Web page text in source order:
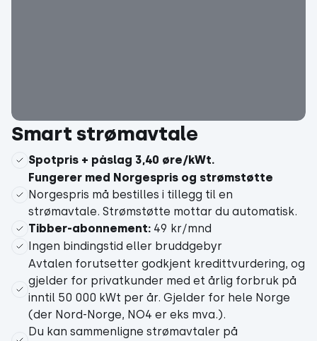
Smart strømavtale
Spotpris + påslag 3,40 øre/kWt.
Fungerer med Norgespris og strømstøtte
Norgespris må bestilles i tillegg til en
strømavtale. Strømstøtte mottar du automatisk.
Tibber-abonnement: 49 kr/mnd
Ingen bindingstid eller bruddgebyr
Avtalen forutsetter godkjent kredittvurdering, og
gjelder for privatkunder med et årlig forbruk på
inntil 50 000 kWt per år. Gjelder for hele Norge
(der Nord-Norge, NO4 er eks mva.).
Du kan sammenligne strømavtaler på